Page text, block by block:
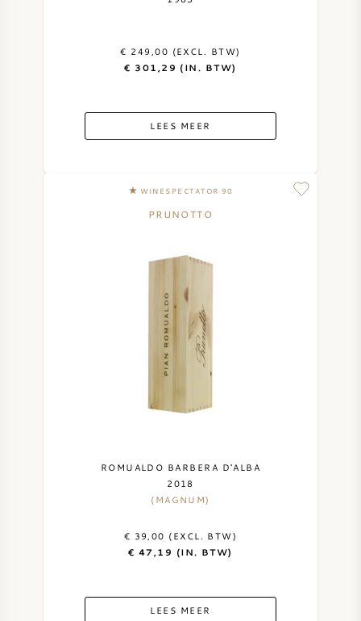
€ 249,00 (EXCL. BTW)
€ 301,29 (IN. BTW)
LEES MEER
WINESPECTATOR 90
PRUNOTTO
ROMUALDO BARBERA D'ALBA
2018
(MAGNUM)
€ 39,00 (EXCL. BTW)
€ 47,19 (IN. BTW)
LEES MEER